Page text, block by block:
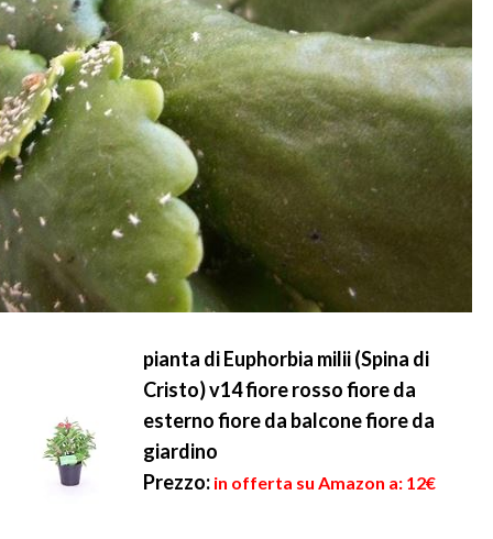
pianta di Euphorbia milii (Spina di
Cristo) v14 fiore rosso fiore da
esterno fiore da balcone fiore da
giardino
Prezzo: in offerta su Amazon a: 12€